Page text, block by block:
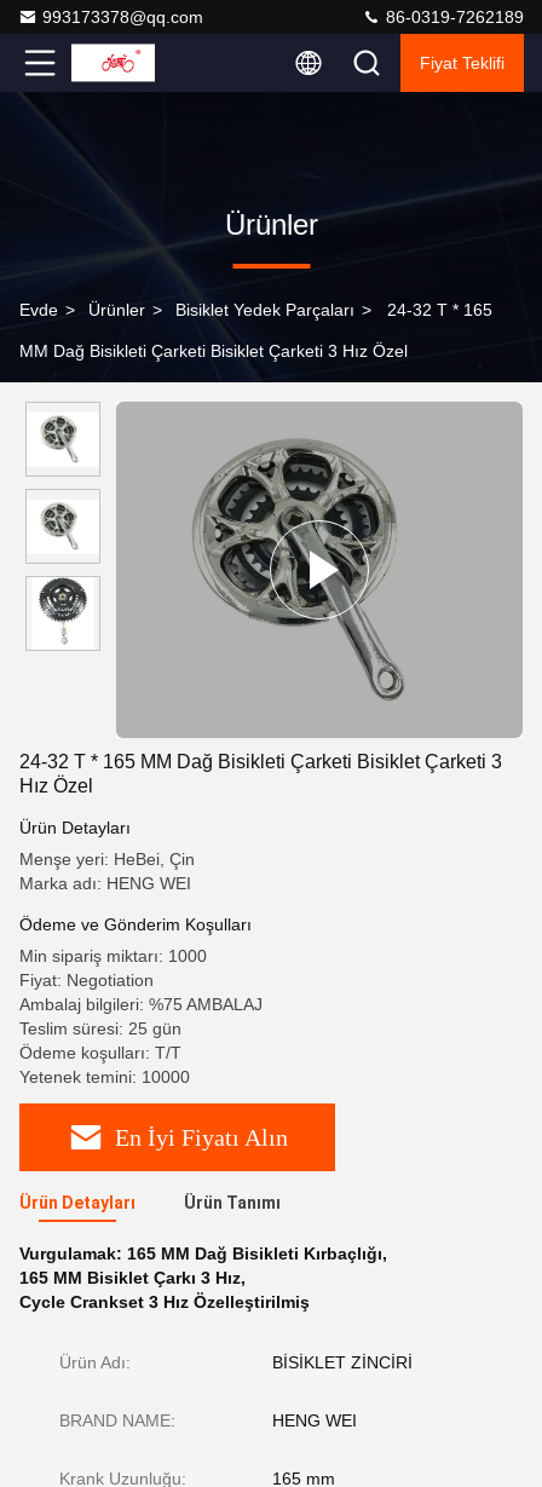
993173378@qq.com 86-0319-7262189
Fiyat Teklifi
Ürünler
Evde > Ürünler > Bisiklet Yedek Parçaları > 24-32 T * 165
MM Dağ Bisikleti Çarketi Bisiklet Çarketi 3 Hız Özel
24-32 T * 165 MM Dağ Bisikleti Çarketi Bisiklet Çarketi 3
Hız Özel
Ürün Detayları
Menşe yeri: HeBei, Çin
Marka adı: HENG WEI
Ödeme ve Gönderim Koşulları
Min sipariş miktarı: 1000
Fiyat: Negotiation
Ambalaj bilgileri: %75 AMBALAJ
Teslim süresi: 25 gün
Ödeme koşulları: T/T
Yetenek temini: 10000
En İyi Fiyatı Alın
Ürün Detayları Ürün Tanımı
Vurgulamak: 165 MM Dağ Bisikleti Kırbaçlığı,
165 MM Bisiklet Çarkı 3 Hız,
Cycle Crankset 3 Hız Özelleştirilmiş
Ürün Adı: BİSİKLET ZİNCİRİ
BRAND NAME: HENG WEI
Krank Uzunluğu: 165 mm